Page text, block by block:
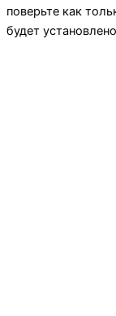
поверьте как
будет